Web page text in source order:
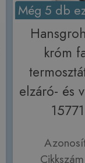
Még 5 db
króm
elzáró- és